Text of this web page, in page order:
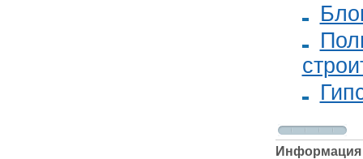
Информация